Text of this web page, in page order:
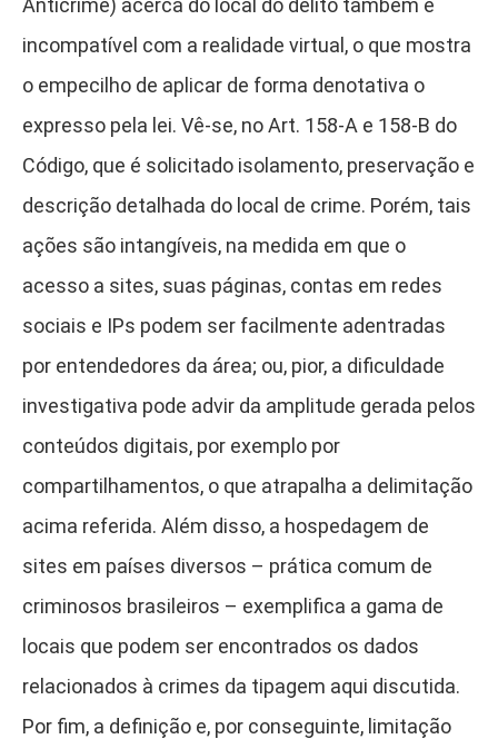
Anticrime) acerca do local do delito também é
incompatível com a realidade virtual, o que mostra
o empecilho de aplicar de forma denotativa o
expresso pela lei. Vê-se, no Art. 158-A e 158-B do
Código, que é solicitado isolamento, preservação e
descrição detalhada do local de crime. Porém, tais
ações são intangíveis, na medida em que o
acesso a sites, suas páginas, contas em redes
sociais e IPs podem ser facilmente adentradas
por entendedores da área; ou, pior, a dificuldade
investigativa pode advir da amplitude gerada pelos
conteúdos digitais, por exemplo por
compartilhamentos, o que atrapalha a delimitação
acima referida. Além disso, a hospedagem de
sites em países diversos – prática comum de
criminosos brasileiros – exemplifica a gama de
locais que podem ser encontrados os dados
relacionados à crimes da tipagem aqui discutida.
Por fim, a definição e, por conseguinte, limitação